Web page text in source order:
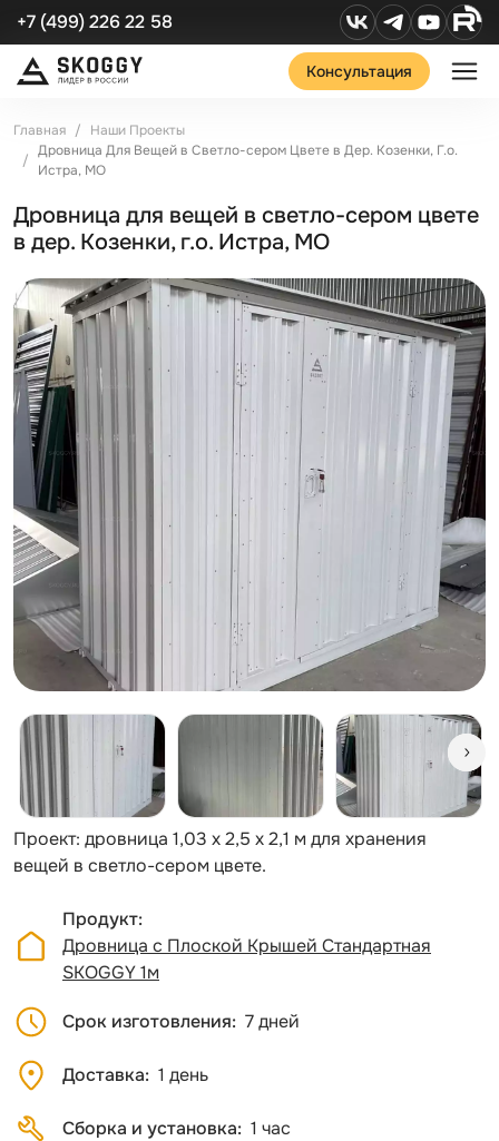
+7 (499) 226 22 58
Консультация
Главная
Наши Проекты
Дровница Для Вещей в Светло-сером Цвете в Дер. Козенки, Г.о.
Истра, МО
Дровница для вещей в светло-сером цвете
в дер. Козенки, г.о. Истра, МО
Проект: дровница 1,03 х 2,5 х 2,1 м для хранения
вещей в светло-сером цвете.
Продукт
Дровница с Плоской Крышей Стандартная
SKOGGY 1м
Срок изготовления 7 дней
Доставка 1 день
Сборка и установка 1 час